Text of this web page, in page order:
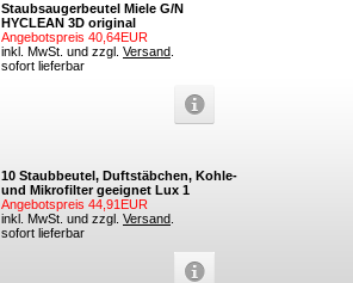
Staubsaugerbeutel Miele G/N
HYCLEAN 3D original
Angebotspreis 40,64EUR
inkl. MwSt. und zzgl. Versand
sofort lieferbar
10 Staubbeutel, Duftstäbchen, Kohle-
und Mikrofilter geeignet Lux 1
Angebotspreis 44,91EUR
inkl. MwSt. und zzgl. Versand
sofort lieferbar